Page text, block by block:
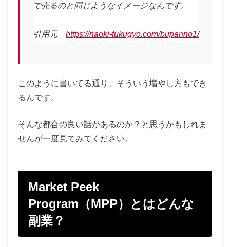
で売るのと同じようなイメージなんです。
引用元 https://naoki-fukugyo.com/bupanno1/
このように書いてる通り、そういう増やし方もでき
るんです。
そんな都合の良い話があるのか？と思うかもしれま
せんが一度見てみてください。
Market Peek
Program（MPP）とはどんな
副業？